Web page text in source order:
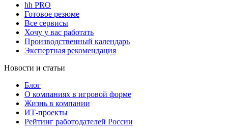
hh PRO
Готовое резюме
Все сервисы
Хочу у вас работать
Производственный календарь
Экспертная рекомендация
Новости и статьи
Блог
О компаниях в игровой форме
Жизнь в компании
ИТ-проекты
Рейтинг работодателей России